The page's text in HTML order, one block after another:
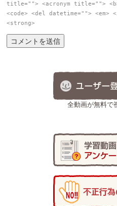
title=""> <acronym title="">
<code> <del datetime="">
<strong>
全動画が無料で